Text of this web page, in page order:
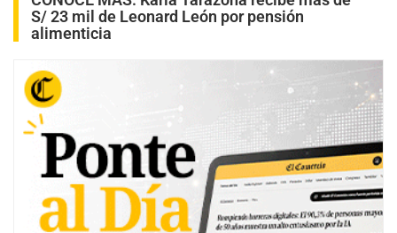
S/ 23 mil de Leonard León por pensión
alimenticia